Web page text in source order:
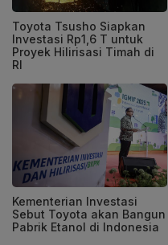
Toyota Tsusho Siapkan
Investasi Rp1,6 T untuk
Proyek Hilirisasi Timah di
RI
Kementerian Investasi
Sebut Toyota akan Bangun
Pabrik Etanol di Indonesia